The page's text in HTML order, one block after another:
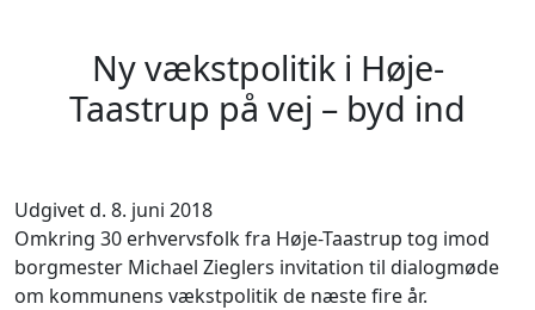
Ny vækstpolitik i Høje-
Taastrup på vej – byd ind
Udgivet d. 8. juni 2018
Omkring 30 erhvervsfolk fra Høje-Taastrup tog imod
borgmester Michael Zieglers invitation til dialogmøde
om kommunens vækstpolitik de næste fire år.